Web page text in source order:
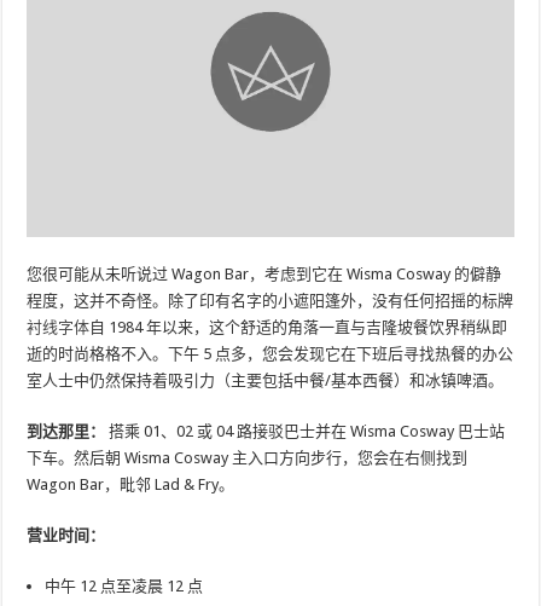
您很可能从未听说过 Wagon Bar，考虑到它在 Wisma Cosway 的僻静
程度，这并不奇怪。除了印有名字的小遮阳篷外，没有任何招摇的标牌
衬线字体自 1984 年以来，这个舒适的角落一直与吉隆坡餐饮界稍纵即
逝的时尚格格不入。下午 5 点多，您会发现它在下班后寻找热餐的办公
室人士中仍然保持着吸引力（主要包括中餐/基本西餐）和冰镇啤酒。
到达那里：搭乘 01、02 或 04 路接驳巴士并在 Wisma Cosway 巴士站
下车。然后朝 Wisma Cosway 主入口方向步行，您会在右侧找到
Wagon Bar，毗邻 Lad & Fry。
营业时间：
中午 12 点至凌晨 12 点